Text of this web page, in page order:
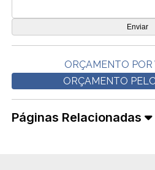
ORÇAMENTO
ORÇAMENTO
Páginas Relacionadas